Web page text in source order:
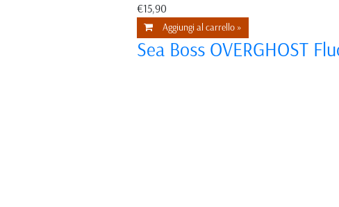
€15,90
Aggiungi al carrello »
Sea Boss OVERGHOST